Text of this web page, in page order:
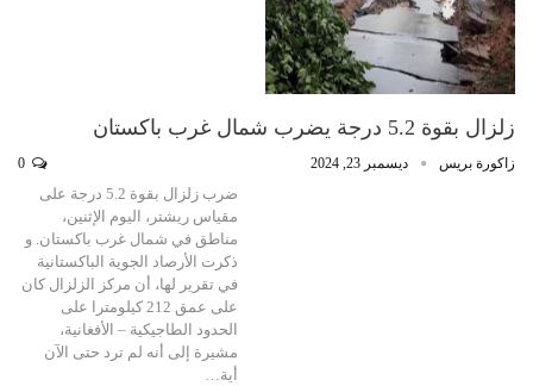
زلزال بقوة 5.2 درجة يضرب شمال غرب باكستان
زاكورة بريس ديسمبر 23, 2024
ضرب زلزال بقوة 5.2 درجة على
مقياس ريشتر، اليوم الإثنين،
مناطق في شمال غرب باكستان. و
ذكرت الأرصاد الجوية الباكستانية
في تقرير لها، أن مركز الزلزال كان
على عمق 212 كيلومترا على
الحدود الطاجيكية – الأفغانية،
مشيرة إلى أنه لم ترد حتى الآن
أية…